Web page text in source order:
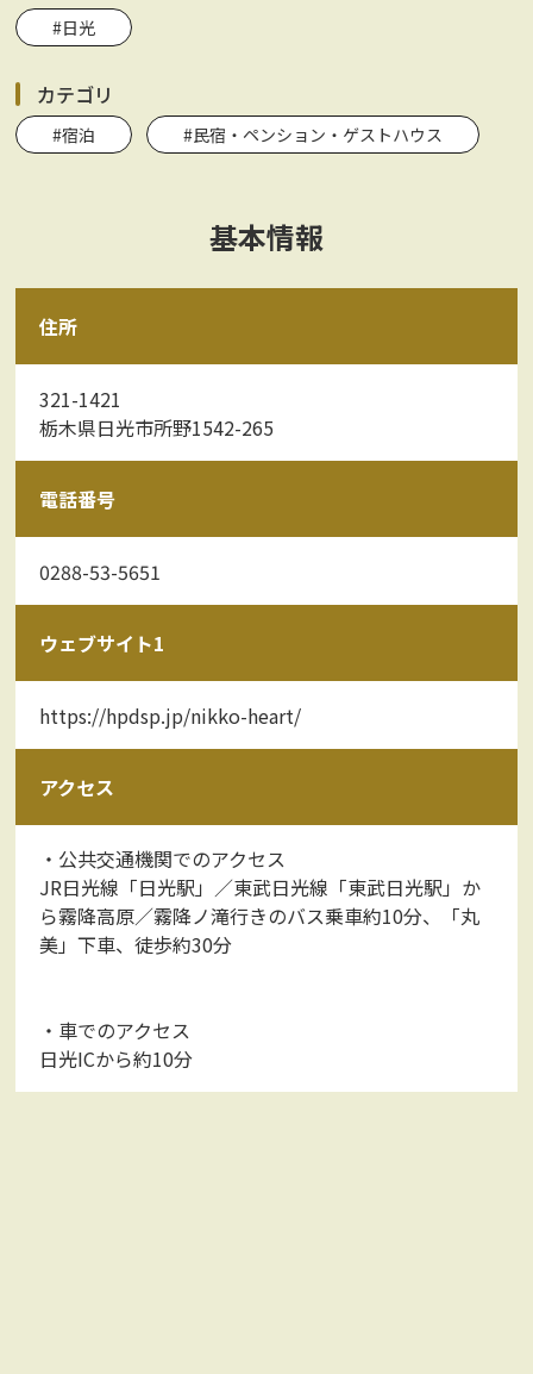
#日光
カテゴリ
#宿泊 #民宿・ペンション・ゲストハウス
基本情報
住所
321-1421
栃木県日光市所野1542-265
電話番号
0288-53-5651
ウェブサイト1
https://hpdsp.jp/nikko-heart/
アクセス
・公共交通機関でのアクセス
JR日光線「日光駅」／東武日光線「東武日光駅」か
ら霧降高原／霧降ノ滝行きのバス乗車約10分、「丸
美」下車、徒歩約30分
・車でのアクセス
日光ICから約10分